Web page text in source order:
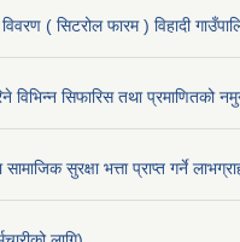
( सिटरोल फारम ) विहादी
विभिन्न सिफारिस तथा प्रमाणितको
सुरक्षा भत्ता प्राप्त गर्ने